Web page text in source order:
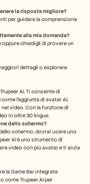
la risposta migliore?
per guidare la comprensione
alla mia domanda?
chiedigli di provare un
dettagli o esplorare
AI. Ti consente di
l'aggiunta di avatar AI,
video. Con la funzione di
in oltre 30 lingue.
dello schermo?
AI è uno strumento di
video con più avatar e ti aiuta
la Game Bar integrata
come Trupeer AI per